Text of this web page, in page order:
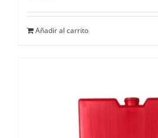
Añadir al carrito